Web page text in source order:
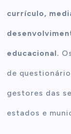
currículo,
educacional.
de
gestores das
estados e